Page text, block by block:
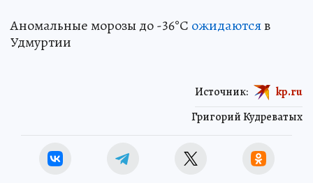
Аномальные морозы до -36°С ожидаютсяв
Удмуртии
Григорий Кудреватых
Источник: kp.ru